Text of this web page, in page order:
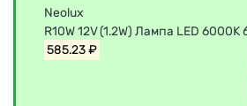
Neolux
R10W 12V (1.2W) Лампа LED 6000K
585.23 ₽